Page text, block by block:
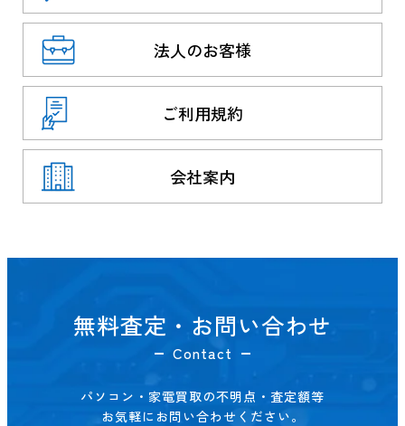
法人のお客様
ご利用規約
会社案内
無料査定・お問い合わせ
Contact
パソコン・家電買取の不明点・査定額等
お気軽にお問い合わせください。